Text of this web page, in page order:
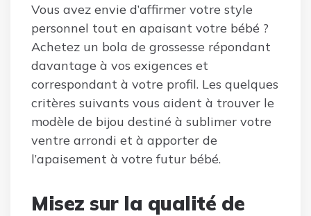
Vous avez envie d’affirmer votre style
personnel tout en apaisant votre bébé ?
Achetez un bola de grossesse répondant
davantage à vos exigences et
correspondant à votre profil. Les quelques
critères suivants vous aident à trouver le
modèle de bijou destiné à sublimer votre
ventre arrondi et à apporter de
l’apaisement à votre futur bébé.
Misez sur la qualité de